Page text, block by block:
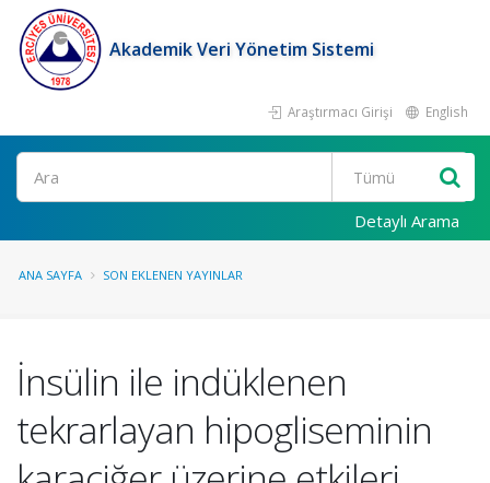
Akademik Veri Yönetim Sistemi
Araştırmacı Girişi English
Ara
Detaylı Arama
ANA SAYFA SON EKLENEN YAYINLAR
İnsülin ile indüklenen
tekrarlayan hipogliseminin